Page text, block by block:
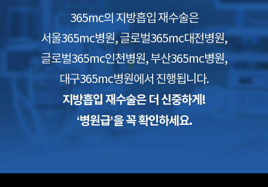
365mc의 지방흡입 재수술은
서울365mc병원, 글로벌365mc대전병원,
글로벌365mc인천병원, 부산365mc병원,
대구365mc병원에서 진행됩니다.
지방흡입 재수술은 더 신중하게!
‘병원급’을 꼭 확인하세요.